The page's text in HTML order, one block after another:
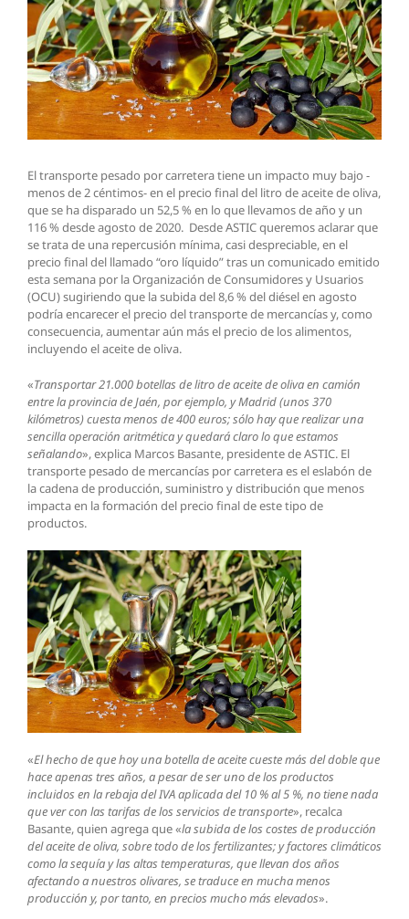
El transporte pesado por carretera tiene un impacto muy bajo -
menos de 2 céntimos- en el precio final del litro de aceite de oliva,
que se ha disparado un 52,5 % en lo que llevamos de año y un
116 % desde agosto de 2020. Desde ASTIC queremos aclarar que
se trata de una repercusión mínima, casi despreciable, en el
precio final del llamado “oro líquido” tras un comunicado emitido
esta semana por la Organización de Consumidores y Usuarios
(OCU) sugiriendo que la subida del 8,6 % del diésel en agosto
podría encarecer el precio del transporte de mercancías y, como
consecuencia, aumentar aún más el precio de los alimentos,
incluyendo el aceite de oliva.
«Transportar 21.000 botellas de litro de aceite de oliva en camión
entre la provincia de Jaén, por ejemplo, y Madrid (unos 370
kilómetros) cuesta menos de 400 euros; sólo hay que realizar una
sencilla operación aritmética y quedará claro lo que estamos
señalando», explica Marcos Basante, presidente de ASTIC. El
transporte pesado de mercancías por carretera es el eslabón de
la cadena de producción, suministro y distribución que menos
impacta en la formación del precio final de este tipo de
productos.
«El hecho de que hoy una botella de aceite cueste más del doble que
hace apenas tres años, a pesar de ser uno de los productos
incluidos en la rebaja del IVA aplicada del 10 % al 5 %, no tiene nada
que ver con las tarifas de los servicios de transporte», recalca
Basante, quien agrega que «la subida de los costes de producción
del aceite de oliva, sobre todo de los fertilizantes; y factores climáticos
como la sequía y las altas temperaturas, que llevan dos años
afectando a nuestros olivares, se traduce en mucha menos
producción y, por tanto, en precios mucho más elevados».